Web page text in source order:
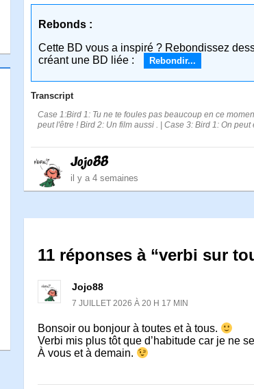
Rebonds :
Cette BD vous a inspiré ? Rebondissez
créant une BD liée :
Rebondir...
Transcript
Case 1:Bird 1: Tu ne te foules pas beaucoup en ce
peut l'être ! Bird 2: Un film aussi . | Case 3: Bird 1: On
Jojo88
il y a 4 semaines
11 réponses à “verbi sur
Jojo88
7 JUILLET 2026 À 20 H 17 MIN
Bonsoir ou bonjour à toutes et à tous.
Verbi mis plus tôt que d’habitude car je ne
À vous et à demain.